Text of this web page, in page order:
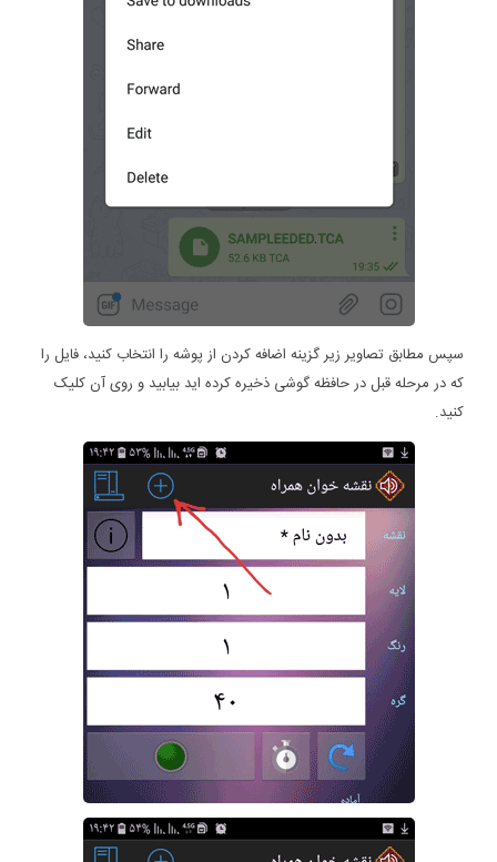
سپس مطابق تصاویر زیر گزینه اضافه کردن از پوشه را انتخاب کنید، فایل را
که در مرحله قبل در حافظه گوشی ذخیره کرده اید بیابید و روی آن کلیک
کنید.